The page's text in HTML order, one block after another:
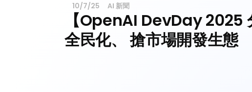
10/7/25 AI 新聞
【OpenAI DevDay
全民化、 搶市場開發生態